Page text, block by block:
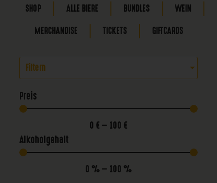
SHOP ALLE BIERE BUNDLES WEIN
MERCHANDISE TICKETS GIFTCARDS
Filtern
Preis
0 € — 100 €
Alkoholgehalt
0 % — 100 %